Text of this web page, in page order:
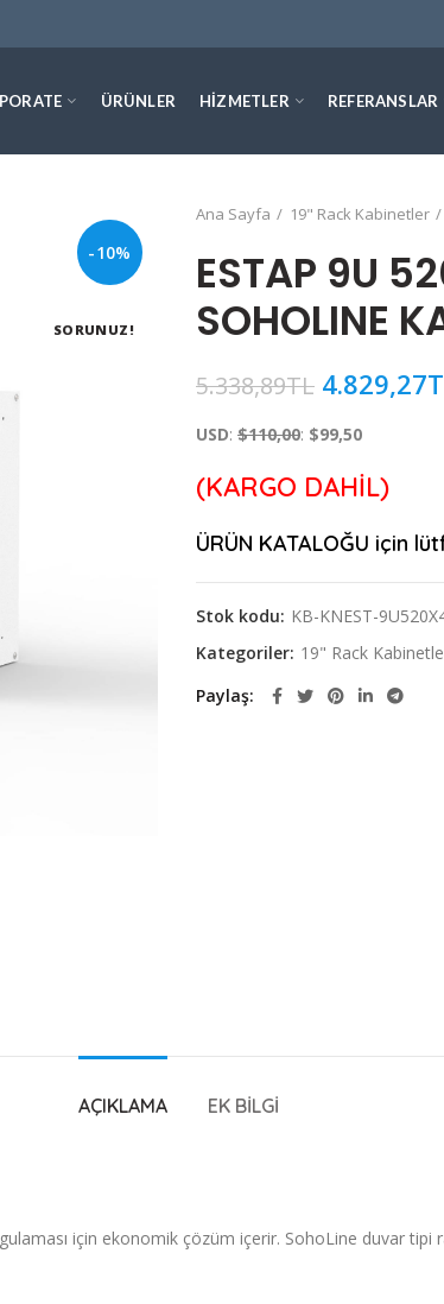
ÜRÜNLER HIZMETLER REFERANSLAR
-10%
SORUNUZ!
Ana Sayfa 19" Rack Kabinetler
ESTAP 9U
SOHOLINE
5.338,89TL 4.829,27
USD: $110,00: $99,50
(KARGO DAHİL)
ÜRÜN KATALOĞU için
Stok kodu: KB-KNEST-
Kategoriler: 19" Rack
Paylaş
AÇIKLAMA EK BILGI
için ekonomik çözüm içerir. SohoLine duvar tipi